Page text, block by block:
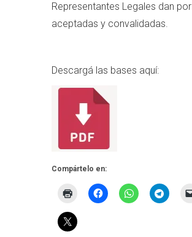
Representantes Legales dan por
aceptadas y convalidadas.
Descargá las bases aquí:
Compártelo en: